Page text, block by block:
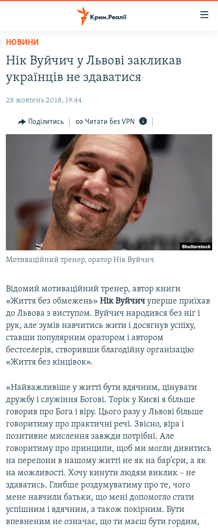
Перейти
основного
матеріалу
Перейти
до
навігації
Перейти
ВОДА.КРИМ
ВІДЕО ТА ФОТО
ПОЛІТИКА
БЛОГИ
ВСЕ ЗА ДЕНЬ
СПЕЦПРОЕКТИ
ДЕПОРТАЦІЯ
ВІДЕОУРОКИ «ELIFBE»
СВІДЧЕННЯ ОКУПАЦІЇ
УКРАЇНСЬКА ПРОБЛЕМА КРИМУ
ЯК ОБІЙТИ БЛОКУВАННЯ
Qırımtatar
Усі сайти RFE/RL
НОВИНИ
Нік Вуйчич у Львові закликав
українців не здаватися
28 жовтень 2018, 19:44
Поділитись Читати без VPN
Мотиваційний тренер, оратор Нік Вуйчич
Відомий мотиваційний тренер, автор книги
«Життя без обмежень» Нік Вуйчич уперше приїхав
до Львова з виступом. Вуйчич народився без ніг і
рук, але зумів навчитись жити і досягнув успіху,
ставши популярним оратором і автором
бестселерів, створивши благодійну організацію
«Життя без кінцівок».
«Найважливіше у житті бути вдячним, цінувати
дружбу і служіння Богові. Торік у Києві я більше
говорив про Бога і віру. Цього разу у Львові більше
говоритиму про практичні речі. Звісно, віра і
позитивне мислення завжди потрібні. Але
говоритиму про принципи, щоб ми могли дивитись
на перепони в нашому житті не як на бар’єри, а як
на можливості. Хочу кинути людям виклик – не
здаватись. Глибше роздумуватиму про те, чого
мене навчили батьки, що мені допомогло стати
успішним і вдячним, а також покірним. Бути
впевненим не означає, що ти маєш бути гордим,